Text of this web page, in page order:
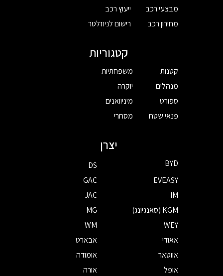
מבצעי רכב
מחירון רכב
ייעוץ רכב
רישום לניוזלטר
קטגוריות
קטנות
מנהלים
ספורט
פנאי שטח
משפחתיות
יוקרה
מיניוואנים
מסחרי
יצרן
BYD
DS
EVEASY
GAC
IM
JAC
KGM (סאנגיונג)
MG
WEY
WM
אאודי
אבארט
אווטאר
אומודה
אופל
אורה